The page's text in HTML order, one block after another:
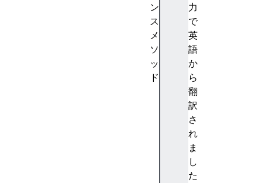
力
で
英
語
か
ら
翻
訳
さ
れ
ま
し
た
ン
ス
メ
ソ
ッ
ド